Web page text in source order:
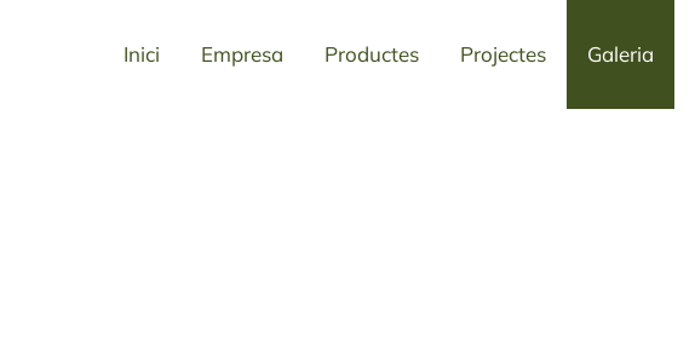
Inici Empresa Productes Projectes Galeria